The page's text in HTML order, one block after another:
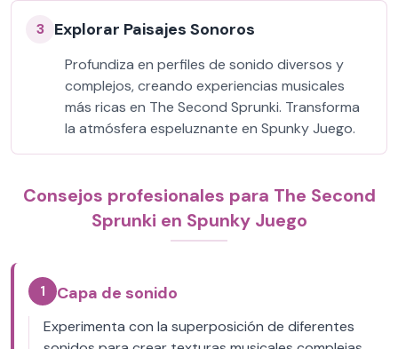
3 Explorar Paisajes Sonoros
Profundiza en perfiles de sonido diversos y
complejos, creando experiencias musicales
más ricas en The Second Sprunki. Transforma
la atmósfera espeluznante en Spunky Juego.
Consejos profesionales para The Second
Sprunki en Spunky Juego
1 Capa de sonido
Experimenta con la superposición de diferentes